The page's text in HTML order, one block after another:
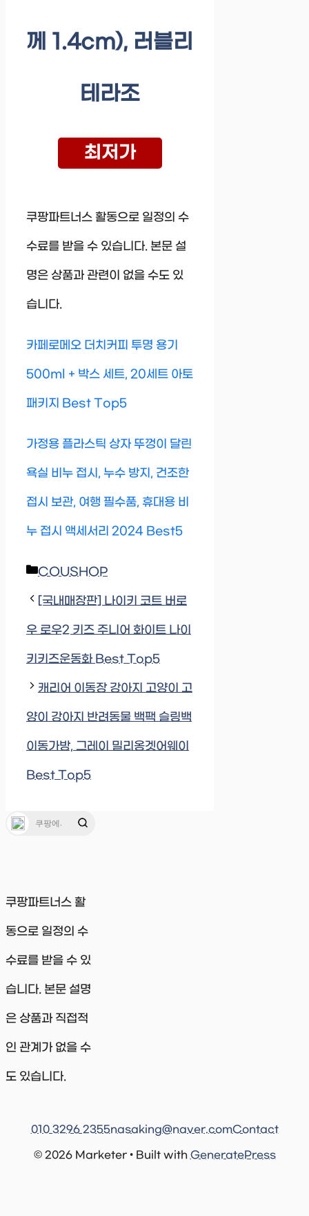
께 1.4cm), 러블리
테라조
최저가
쿠팡파트너스 활동으로 일정의 수
수료를 받을 수 있습니다. 본문 설
명은 상품과 관련이 없을 수도 있
습니다.
카페로메오 더치커피 투명 용기
500ml + 박스 세트, 20세트 아토
패키지 Best Top5
가정용 플라스틱 상자 뚜껑이 달린
욕실 비누 접시, 누수 방지, 건조한
접시 보관, 여행 필수품, 휴대용 비
누 접시 액세서리 2024 Best5
Categories
COUSHOP
[국내매장판] 나이키 코트 버로
우 로우2 키즈 주니어 화이트 나이
키키즈운동화 Best Top5
캐리어 이동장 강아지 고양이 고
양이 강아지 반려동물 백팩 슬링백
이동가방, 그레이 밀리옹겟어웨이
Best Top5
쿠팡파트너스 활
동으로 일정의 수
수료를 받을 수 있
습니다. 본문 설명
은 상품과 직접적
인 관계가 없을 수
도 있습니다.
© 2026 Marketer • Built with GeneratePress
010 3296 2355nasaking@naver.comContact